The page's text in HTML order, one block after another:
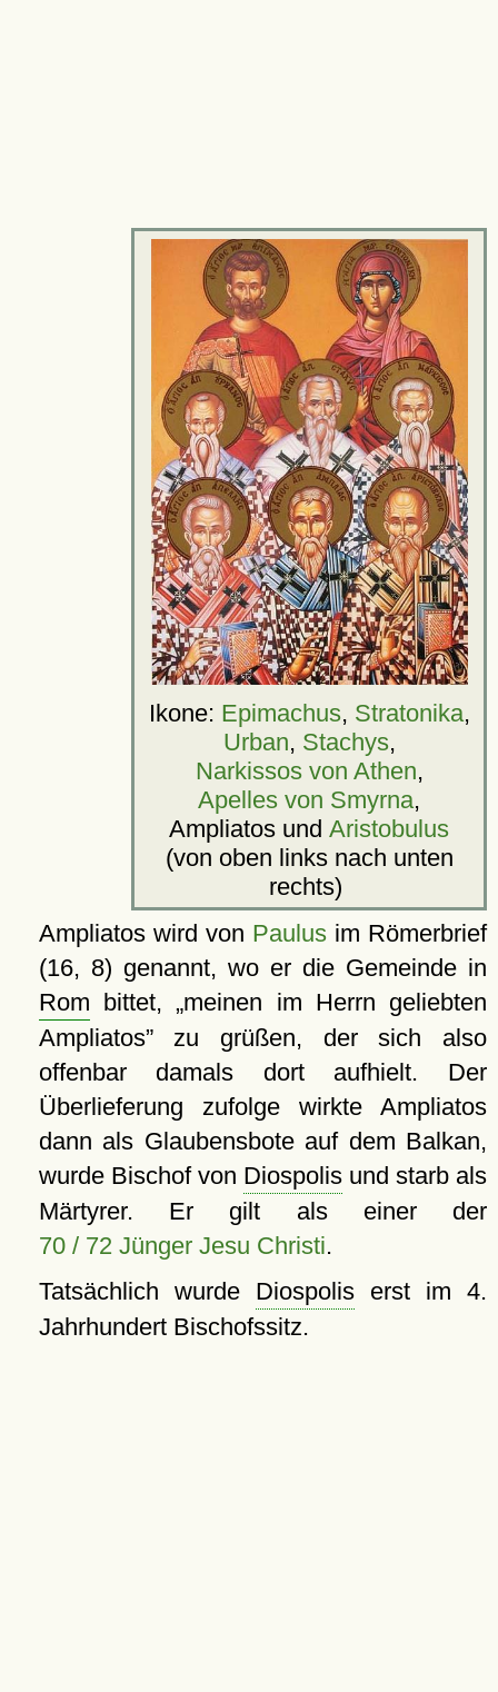
Ikone: Epimachus, Stratonika,
Urban, Stachys,
Narkissos von Athen,
Apelles von Smyrna,
Ampliatos und Aristobulus
(von oben links nach unten
rechts)
Ampliatos wird von Paulusim Römerbrief
(16, 8) genannt, wo er die Gemeinde in
Rom bittet, meinen im Herrn geliebten
Ampliatos zu grüßen, der sich also
offenbar damals dort aufhielt. Der
Überlieferung zufolge wirkte Ampliatos
dann als Glaubensbote auf dem Balkan,
wurde Bischof von Diospolisund starb als
Märtyrer. Er gilt als einer der
70 / 72 Jünger Jesu Christi.
Tatsächlich wurde Diospoliserst im 4.
Jahrhundert Bischofssitz.